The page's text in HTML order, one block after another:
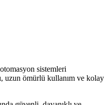
sistemleri
uzun ömürlü kullanım ve kolay